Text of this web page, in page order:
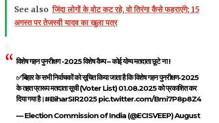
See also जिंदा लोगों के वोट कट रहे, वो तिरंगा कैसे फहराएंगे; 15
अगस्त पर तेजस्वी यादव का खुला पत्र
विशेष गहन पुनरीक्षण -2025 विशेष कैम्प – कोई योग्य मतदाता छूटे ना !
✅बिहार के सभी निर्वाचकों को सूचित किया जाता है कि विशेष गहन पुनरीक्षण-2025
के तहत प्रारूप मतदाता सूची (Voter List) 01.08.2025 को प्रकाशित कर
दिया गया है।#BiharSIR2025 pic.twitter.com/Bmi7P8p8Z4
— Election Commission of India (@ECISVEEP)August